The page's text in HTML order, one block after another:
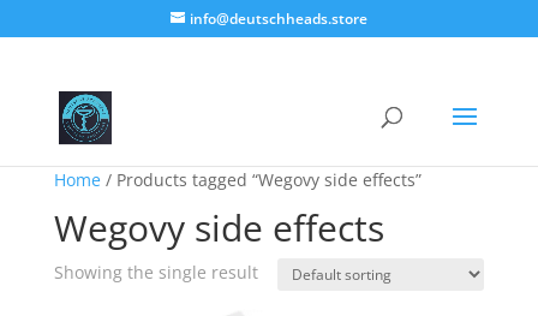
info@deutschheads.store
Home/ Products tagged “Wegovy side effects”
Wegovy side effects
Showing the single result